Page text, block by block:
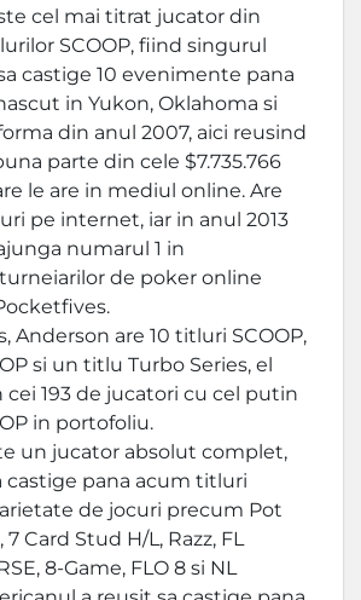
cel mai titrat jucator din
SCOOP, fiind singurul
castige 10 evenimente pana
in Yukon, Oklahoma si
din anul 2007, aici reusind
parte din cele $7.735.766
le are in mediul online. Are
pe internet, iar in anul 2013
numarul 1 in
de poker online
Anderson are 10 titluri SCOOP,
si un titlu Turbo Series, el
193 de jucatori cu cel putin
in portofoliu.
un jucator absolut complet,
castige pana acum titluri
de jocuri precum Pot
Card Stud H/L, Razz, FL
8-Game, FLO 8 si NL